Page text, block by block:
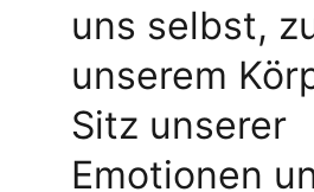
uns selbst,
unserem
Sitz unserer
Emotionen